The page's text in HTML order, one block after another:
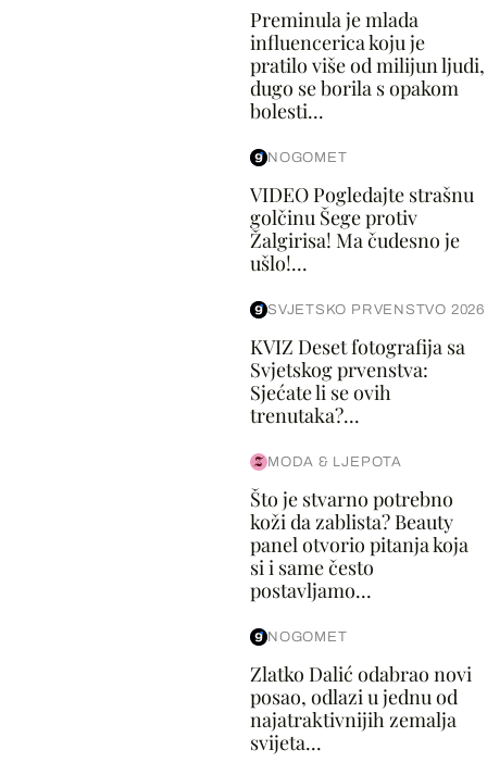
Preminula je mlada
influencerica koju je
pratilo više od milijun ljudi,
dugo se borila s opakom
bolesti...
NOGOMET
VIDEO Pogledajte strašnu
golčinu Šege protiv
Žalgirisa! Ma čudesno je
ušlo!...
SVJETSKO PRVENSTVO 2026
KVIZ Deset fotografija sa
Svjetskog prvenstva:
Sjećate li se ovih
trenutaka?...
MODA & LJEPOTA
Što je stvarno potrebno
koži da zablista? Beauty
panel otvorio pitanja koja
si i same često
postavljamo...
NOGOMET
Zlatko Dalić odabrao novi
posao, odlazi u jednu od
najatraktivnijih zemalja
svijeta...